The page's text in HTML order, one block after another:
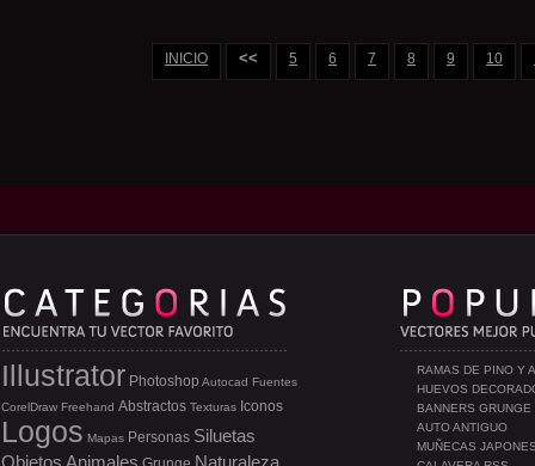
INICIO << 5 6 7 8 9 10
RAMAS DE PINO Y
HUEVOS
BANNERS GRUNGE
AUTO ANTIGUO
MUÑECAS
Illustrator Photoshop Autocad Fuentes
CorelDraw Freehand Abstractos Texturas Iconos
Logos Mapas Personas Siluetas
Objetos Animales Naturaleza